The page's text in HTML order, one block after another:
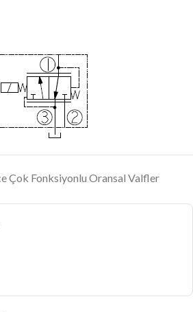
Çok Fonksiyonlu Oransal Valfler